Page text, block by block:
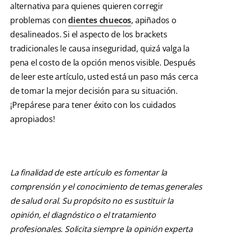
alternativa para quienes quieren corregir
problemas condientes chuecos, apiñados o
desalineados. Si el aspecto de los brackets
tradicionales le causa inseguridad, quizá valga la
pena el costo de la opción menos visible. Después
de leer este artículo, usted está un paso más cerca
de tomar la mejor decisión para su situación.
¡Prepárese para tener éxito con los cuidados
apropiados!
La finalidad de este artículo es fomentar la
comprensión y el conocimiento de temas generales
de salud oral. Su propósito no es sustituir la
opinión, el diagnóstico o el tratamiento
profesionales. Solicita siempre la opinión experta